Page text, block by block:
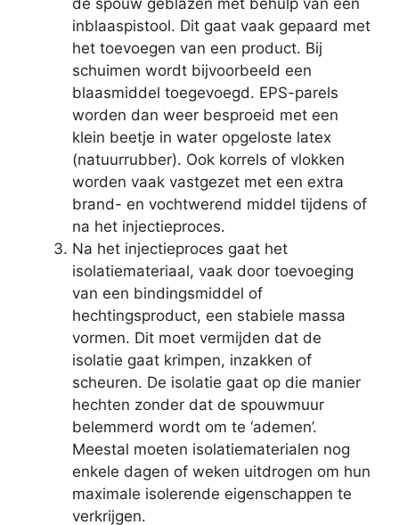
inblaaspistool. Dit gaat vaak gepaard met
het toevoegen van een product. Bij
schuimen wordt bijvoorbeeld een
blaasmiddel toegevoegd. EPS-parels
worden dan weer besproeid met een
klein beetje in water opgeloste latex
(natuurrubber). Ook korrels of vlokken
worden vaak vastgezet met een extra
brand- en vochtwerend middel tijdens of
na het injectieproces.
Na het injectieproces gaat het
isolatiemateriaal, vaak door toevoeging
van een bindingsmiddel of
hechtingsproduct, een stabiele massa
vormen. Dit moet vermijden dat de
isolatie gaat krimpen, inzakken of
scheuren. De isolatie gaat op die manier
hechten zonder dat de spouwmuur
belemmerd wordt om te ‘ademen’.
Meestal moeten isolatiematerialen nog
enkele dagen of weken uitdrogen om hun
maximale isolerende eigenschappen te
verkrijgen.